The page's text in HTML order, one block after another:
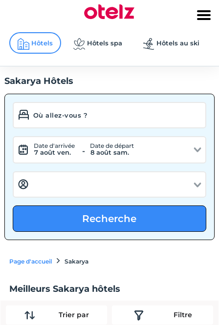
Hôtels Hôtels spa Hôtels au ski
Sakarya Hôtels
Date d'arrivée
7 août ven. -
Date de départ
8 août sam.
Recherche
Page d'accueil Sakarya
Meilleurs Sakarya hôtels
Trier par Filtre